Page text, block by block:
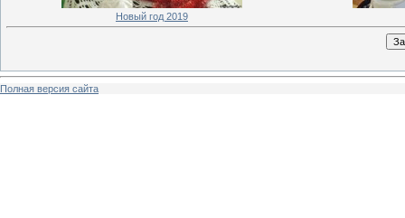
Новый год 2019
Полная версия сайта